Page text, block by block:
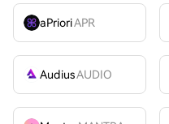
aPrioriAPR
AudiusAUDIO